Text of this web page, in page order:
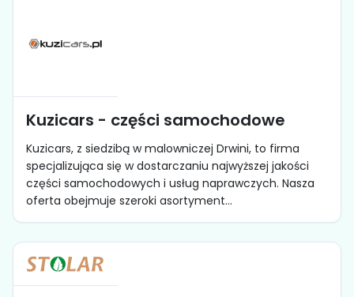
Kuzicars - części samochodowe
Kuzicars, z siedzibą w malowniczej Drwini, to firma
specjalizująca się w dostarczaniu najwyższej jakości
części samochodowych i usług naprawczych. Nasza
oferta obejmuje szeroki asortyment...